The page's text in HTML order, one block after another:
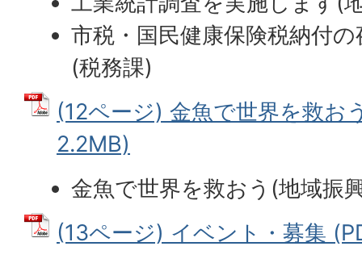
市税・国民健康保険税納付
(税務課)
(12ページ) 金魚で世界を救お
2.2MB)
金魚で世界を救おう(地域振
(13ページ) イベント・募集